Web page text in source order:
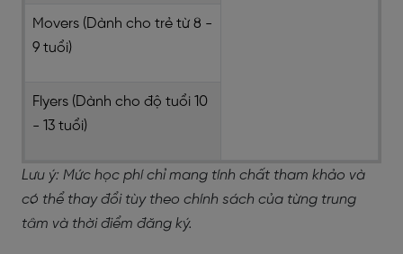
Movers (Dành cho trẻ từ 8 -
9 tuổi)
Flyers (Dành cho độ tuổi 10
- 13 tuổi)
Lưu ý: Mức học phí chỉ mang tính chất tham khảo và
có thể thay đổi tùy theo chính sách của từng trung
tâm và thời điểm đăng ký.